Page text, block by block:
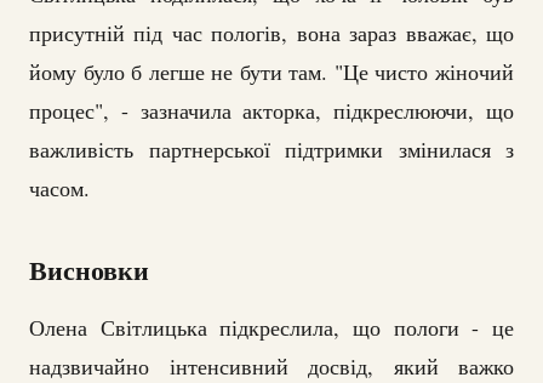
присутній під час пологів, вона зараз вважає, що
йому було б легше не бути там. "Це чисто жіночий
процес", - зазначила акторка, підкреслюючи, що
важливість партнерської підтримки змінилася з
часом.
Висновки
Олена Світлицька підкреслила, що пологи - це
надзвичайно інтенсивний досвід, який важко